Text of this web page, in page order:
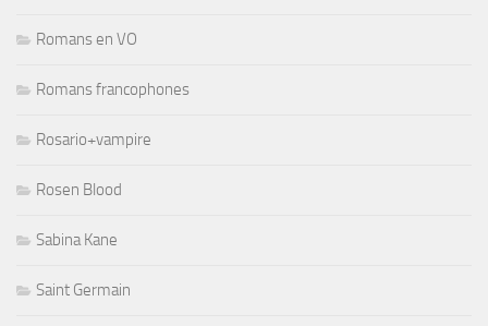
Romans en VO
Romans francophones
Rosario+vampire
Rosen Blood
Sabina Kane
Saint Germain